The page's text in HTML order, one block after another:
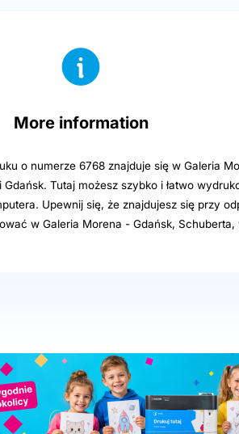
More information
o numerze 6768 znajduje się w Galeria
Tutaj możesz szybko i łatwo
Upewnij się, że znajdujesz się przy
w Galeria Morena - Gdańsk, Schuberta,